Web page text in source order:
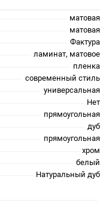
матовая
матовая
Фактура
ламинат, матовое
пленка
современный стиль
универсальная
Нет
прямоугольная
дуб
прямоугольная
хром
белый
Натуральный дуб